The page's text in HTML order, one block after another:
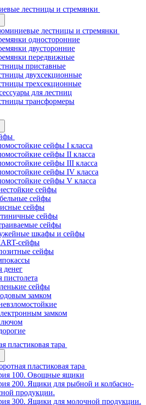
лестницы и стремянки
лестницы и стремянки
односторонние
двусторонние
передвижные
приставные
двухсекционные
трехсекционные
для лестниц
трансформеры
сейфы I класса
сейфы II класса
сейфы III класса
сейфы IV класса
сейфы V класса
сейфы
сейфы
сейфы
сейфы
сейфы
шкафы и сейфы
сейфы
сейфы
денег
пистолета
сейфы
замком
замком
пластиковая тара
пластиковая тара
100. Овощные ящики
200. Ящики для рыбной и колбасно-
продукции.
300. Ящики для молочной продукции.